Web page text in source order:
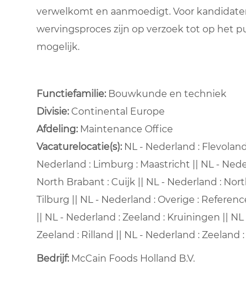
verwelkomt en aanmoedigt. Voor
wervingsproces zijn op verzoek tot op het
mogelijk.
Functiefamilie: Bouwkunde en techniek
Divisie: Continental Europe
Afdeling: ​ Maintenance Office ​
Vacaturelocatie(s):NL - Nederland :
Nederland : Limburg : Maastricht || NL -
North Brabant : Cuijk || NL - Nederland :
Tilburg || NL - Nederland : Overige :
|| NL - Nederland : Zeeland : Kruiningen ||
Zeeland : Rilland || NL - Nederland : Zeeland :
Bedrijf: McCain Foods Holland B.V.